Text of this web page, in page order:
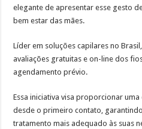
elegante de apresentar esse gesto
bem estar das mães.
Líder em soluções capilares no
avaliações gratuitas e on-line dos
agendamento prévio.
Essa iniciativa visa proporcionar
desde o primeiro contato,
tratamento mais adequado às suas